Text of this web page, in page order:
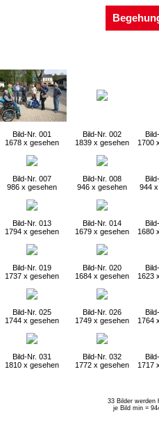
Bild-Nr. 001
1678 x gesehen
Bild-Nr. 002
1839 x gesehen
1700
Bild-Nr. 007
986 x gesehen
Bild-Nr. 008
946 x gesehen
944
Bild-Nr. 013
1794 x gesehen
Bild-Nr. 014
1679 x gesehen
1680
Bild-Nr. 019
1737 x gesehen
Bild-Nr. 020
1684 x gesehen
1623
Bild-Nr. 025
1744 x gesehen
Bild-Nr. 026
1749 x gesehen
1764
Bild-Nr. 031
1810 x gesehen
Bild-Nr. 032
1772 x gesehen
1717
33 Bilder werden
je Bild min =